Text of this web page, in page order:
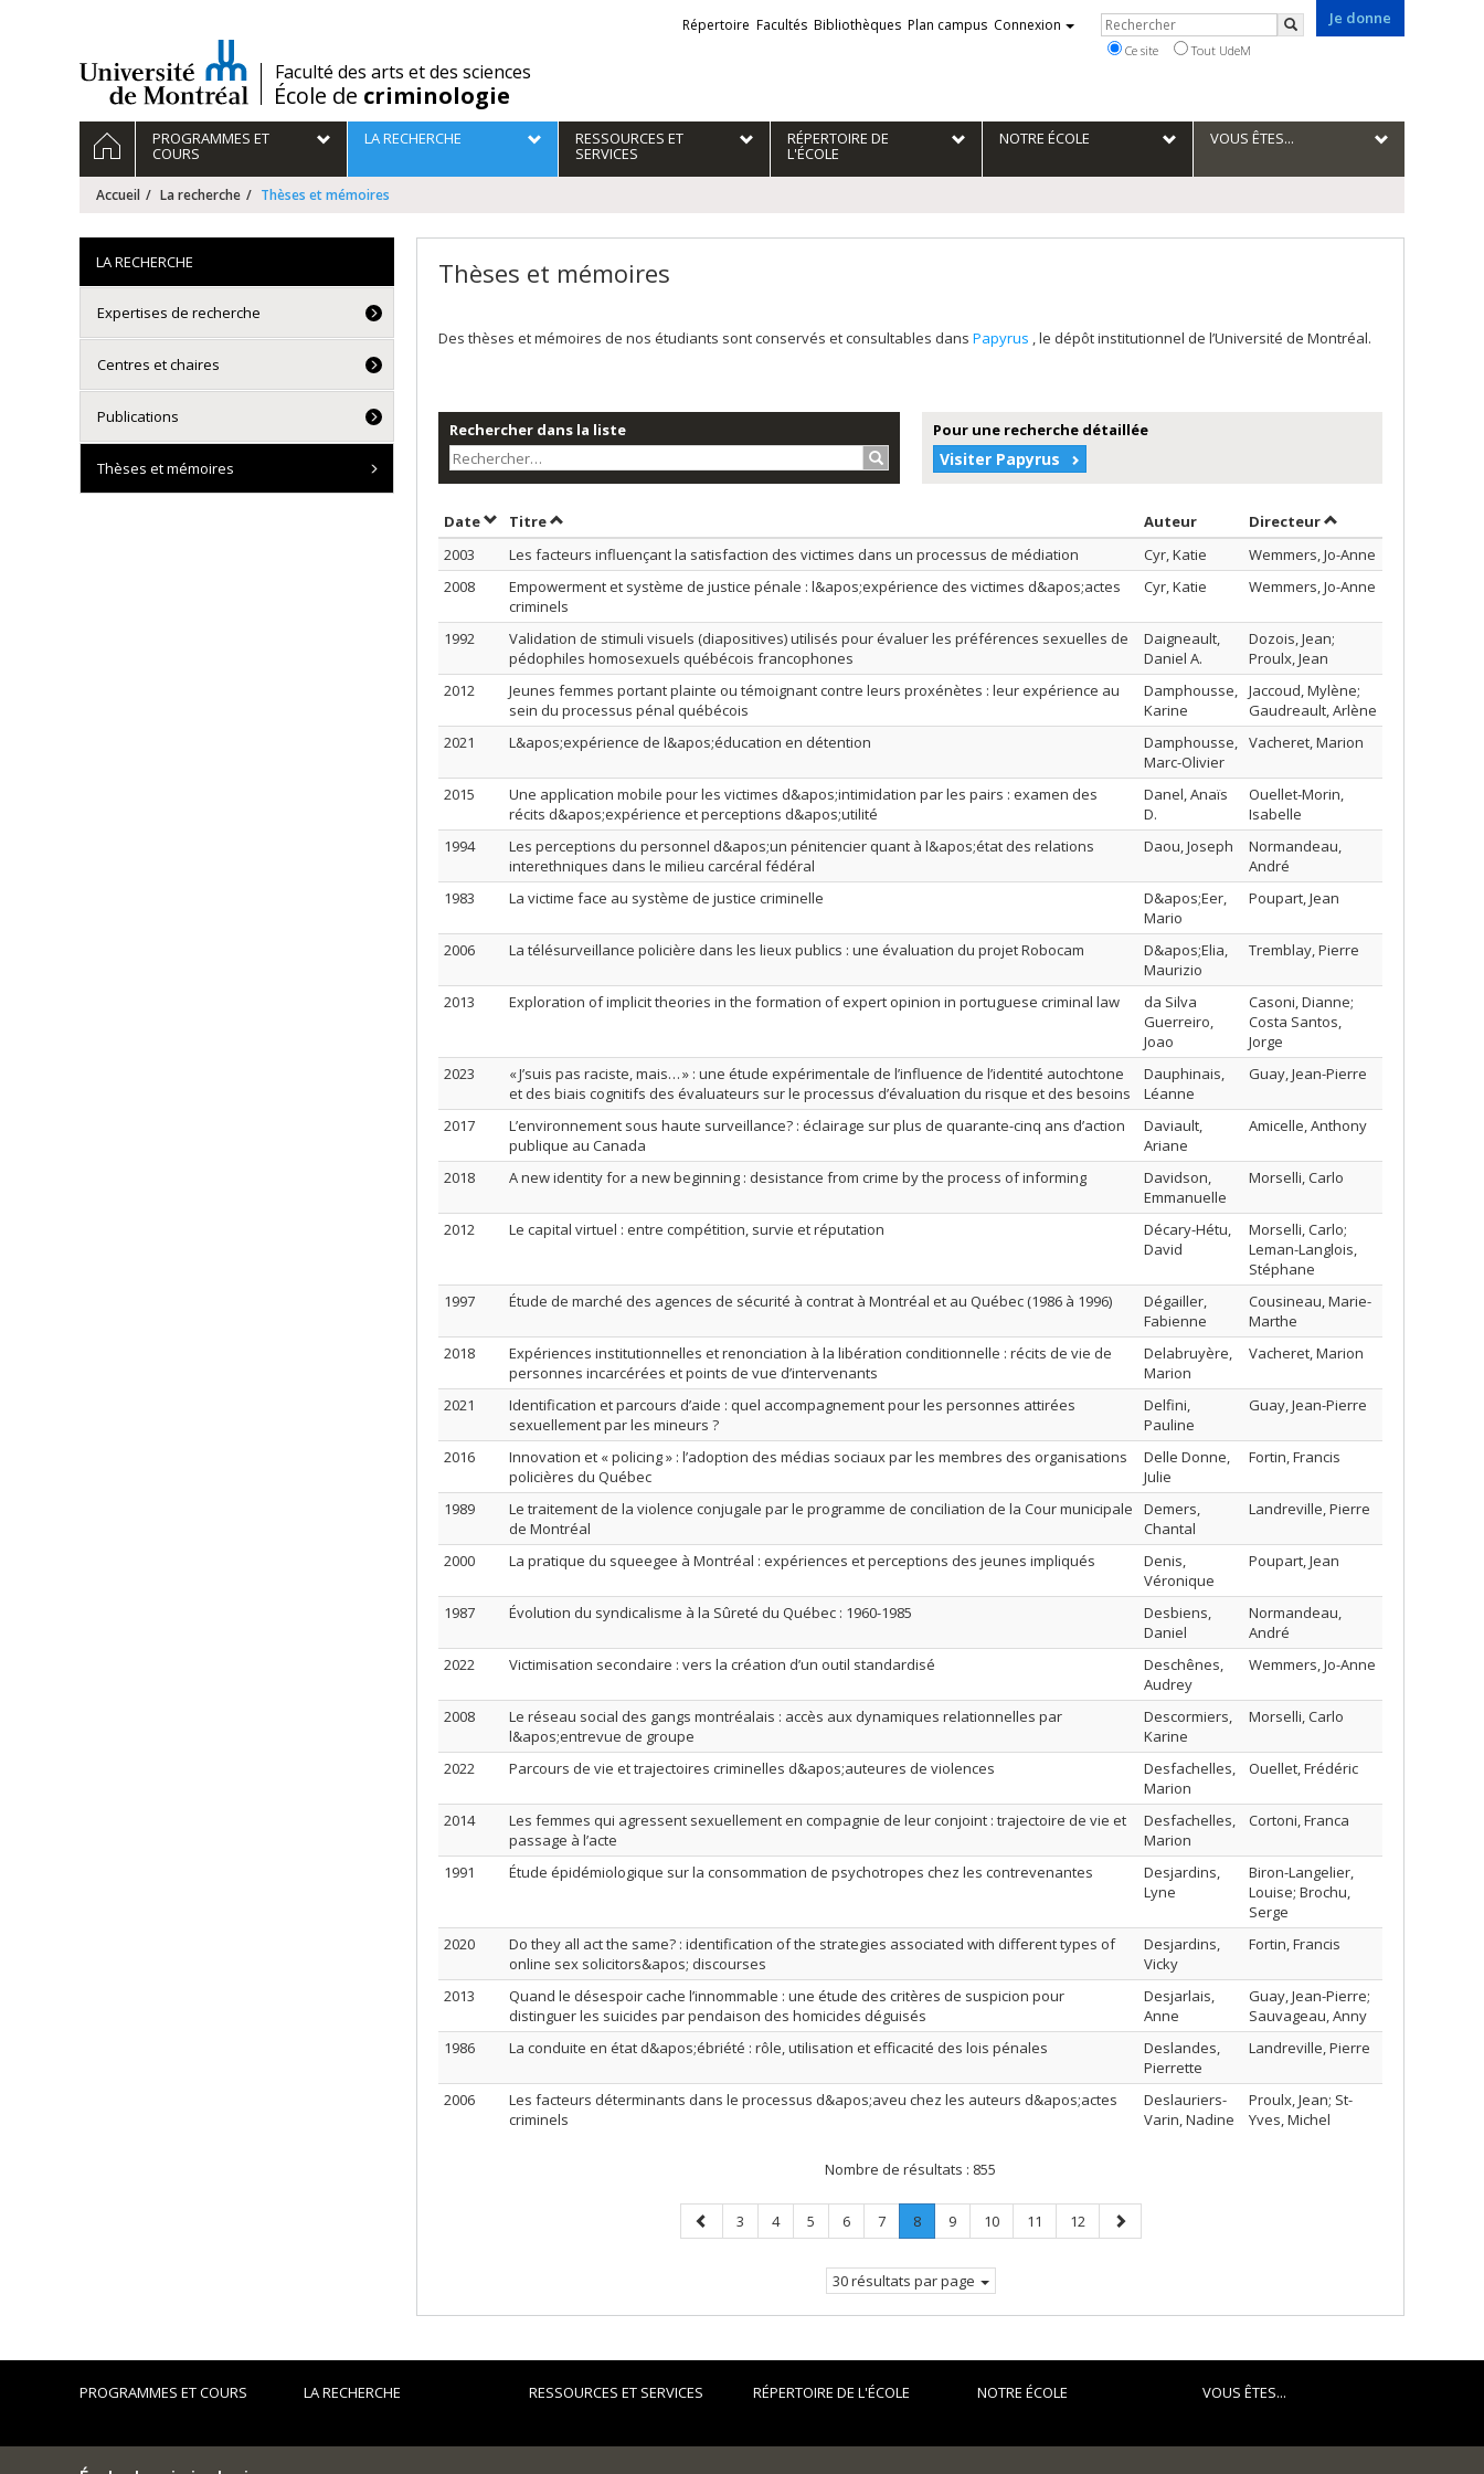
/Faculté des arts et des sciences
École de criminologie
Je donne
Liens
externes
Répertoire Facultés Bibliothèques Plan campus Connexion Rechercher
Rechercher
Ce site Tout UdeM
Navigation
principale
ACCUEILPROGRAMMES ET
COURS
LA RECHERCHE RESSOURCES ET
SERVICES
RÉPERTOIRE DE
L'ÉCOLE
NOTRE ÉCOLE VOUS ÊTES...
Accueil La recherche Thèses et mémoires
Thèses et mémoires
Des thèses et mémoires de nos étudiants sont conservés et consultables dans Papyrus , le dépôt institutionnel de l’Université de Montréal.
Rechercher dans la liste
Rechercher…
Pour une recherche détaillée
Visiter Papyrus
DateTrier par date en ordre croissant
TitreTrier par titre en ordre croissant Auteur Trier par auteur en ordre croissant
Directeurpar contributeur en
2003
Les facteurs influençant la satisfaction des victimes dans un processus de médiation Cyr, Katie
Wemmers, Jo-Anne
2008
Empowerment et système de justice pénale : l&apos;expérience des victimes d&apos;actes
criminels
Cyr, Katie Wemmers, Jo-Anne
1992
Validation de stimuli visuels (diapositives) utilisés pour évaluer les préférences sexuelles de
pédophiles homosexuels québécois francophones
Daigneault,
Daniel A.
Dozois, Jean;
Proulx, Jean
2012
Jeunes femmes portant plainte ou témoignant contre leurs proxénètes : leur expérience au
sein du processus pénal québécois
Damphousse,
Karine
Jaccoud, Mylène;
Gaudreault, Arlène
2021
L&apos;expérience de l&apos;éducation en détention
Damphousse,
Marc-Olivier
Vacheret, Marion
2015
Une application mobile pour les victimes d&apos;intimidation par les pairs : examen des
récits d&apos;expérience et perceptions d&apos;utilité
Danel, Anaïs
D.
Ouellet-Morin,
Isabelle
1994
Les perceptions du personnel d&apos;un pénitencier quant à l&apos;état des relations
interethniques dans le milieu carcéral fédéral
Daou, Joseph
Normandeau,
André
1983
La victime face au système de justice criminelle
D&apos;Eer,
Mario
Poupart, Jean
2006 La télésurveillance policière dans les lieux publics : une évaluation du projet Robocam
D&apos;Elia,
Maurizio
Tremblay, Pierre
2013 Exploration of implicit theories in the formation of expert opinion in portuguese criminal law
da Silva
Guerreiro,
Joao
Casoni, Dianne;
Costa Santos,
Jorge
2023
« J’suis pas raciste, mais… » : une étude expérimentale de l’influence de l’identité autochtone
et des biais cognitifs des évaluateurs sur le processus d’évaluation du risque et des besoins
Dauphinais,
Léanne
Guay, Jean-Pierre
2017
L’environnement sous haute surveillance? : éclairage sur plus de quarante-cinq ans d’action
publique au Canada
Daviault,
Ariane
Amicelle, Anthony
2018 A new identity for a new beginning : desistance from crime by the process of informing
Davidson,
Emmanuelle
Morselli, Carlo
2012 Le capital virtuel : entre compétition, survie et réputation
Décary-Hétu,
David
Morselli, Carlo;
Leman-Langlois,
Stéphane
1997
Étude de marché des agences de sécurité à contrat à Montréal et au Québec (1986 à 1996)
Dégailler,
Fabienne
Cousineau, Marie-
Marthe
2018
Expériences institutionnelles et renonciation à la libération conditionnelle : récits de vie de
personnes incarcérées et points de vue d’intervenants
Delabruyère,
Marion
Vacheret, Marion
2021
Identification et parcours d’aide : quel accompagnement pour les personnes attirées
sexuellement par les mineurs ?
Delfini,
Pauline
Guay, Jean-Pierre
2016
Innovation et « policing » : l’adoption des médias sociaux par les membres des organisations
policières du Québec
Delle Donne,
Julie
Fortin, Francis
1989
Le traitement de la violence conjugale par le programme de conciliation de la Cour municipale
de Montréal
Demers,
Chantal
Landreville, Pierre
2000 La pratique du squeegee à Montréal : expériences et perceptions des jeunes impliqués
Denis,
Véronique
Poupart, Jean
1987 Évolution du syndicalisme à la Sûreté du Québec : 1960-1985
Desbiens,
Daniel
Normandeau,
André
2022
Victimisation secondaire : vers la création d’un outil standardisé
Deschênes,
Audrey
Wemmers, Jo-Anne
2008
Le réseau social des gangs montréalais : accès aux dynamiques relationnelles par
l&apos;entrevue de groupe
Descormiers,
Karine
Morselli, Carlo
2022 Parcours de vie et trajectoires criminelles d&apos;auteures de violences
Desfachelles,
Marion
Ouellet, Frédéric
2014
Les femmes qui agressent sexuellement en compagnie de leur conjoint : trajectoire de vie et
passage à l’acte
Desfachelles,
Marion
Cortoni, Franca
1991 Étude épidémiologique sur la consommation de psychotropes chez les contrevenantes
Desjardins,
Lyne
Biron-Langelier,
Louise; Brochu,
Serge
2020
Do they all act the same? : identification of the strategies associated with different types of
online sex solicitors&apos; discourses
Desjardins,
Vicky
Fortin, Francis
2013
Quand le désespoir cache l’innommable : une étude des critères de suspicion pour
distinguer les suicides par pendaison des homicides déguisés
Desjarlais,
Anne
Guay, Jean-Pierre;
Sauvageau, Anny
1986
La conduite en état d&apos;ébriété : rôle, utilisation et efficacité des lois pénales
Deslandes,
Pierrette
Landreville, Pierre
2006
Les facteurs déterminants dans le processus d&apos;aveu chez les auteurs d&apos;actes
criminels
Deslauriers-
Varin, Nadine
Proulx, Jean; St-
Yves, Michel
Nombre de résultats : 855
Page
précédente
Page
3 Page
4 Page
5 Page
6 Page
7 Page
8.
Page
Page
9 Page
10 Page
11 Page
12
Page
suivante
30 résultats par page
LA RECHERCHE
Expertises de recherche
Centres et chaires
Publications
Thèses et mémoires
PROGRAMMES ET COURS LA RECHERCHE RESSOURCES ET SERVICES RÉPERTOIRE DE L'ÉCOLE NOTRE ÉCOLE VOUS ÊTES...